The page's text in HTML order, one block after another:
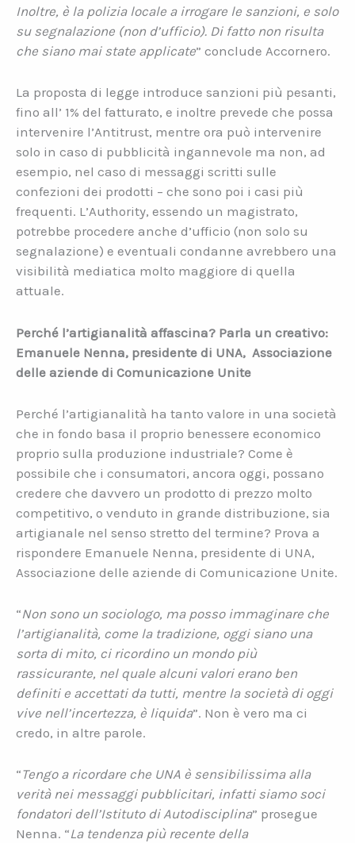
Inoltre, è la polizia locale a irrogare le sanzioni, e solo
su segnalazione (non d’ufficio). Di fatto non risulta
che siano mai state applicate” conclude Accornero.
La proposta di legge introduce sanzioni più pesanti,
fino all’ 1% del fatturato, e inoltre prevede che possa
intervenire l’Antitrust, mentre ora può intervenire
solo in caso di pubblicità ingannevole ma non, ad
esempio, nel caso di messaggi scritti sulle
confezioni dei prodotti – che sono poi i casi più
frequenti. L’Authority, essendo un magistrato,
potrebbe procedere anche d’ufficio (non solo su
segnalazione) e eventuali condanne avrebbero una
visibilità mediatica molto maggiore di quella
attuale.
Perché l’artigianalità affascina? Parla un creativo:
Emanuele Nenna, presidente di UNA, Associazione
delle aziende di Comunicazione Unite
Perché l’artigianalità ha tanto valore in una società
che in fondo basa il proprio benessere economico
proprio sulla produzione industriale? Come è
possibile che i consumatori, ancora oggi, possano
credere che davvero un prodotto di prezzo molto
competitivo, o venduto in grande distribuzione, sia
artigianale nel senso stretto del termine? Prova a
rispondere Emanuele Nenna, presidente di UNA,
Associazione delle aziende di Comunicazione Unite.
“Non sono un sociologo, ma posso immaginare che
l’artigianalità, come la tradizione, oggi siano una
sorta di mito, ci ricordino un mondo più
rassicurante, nel quale alcuni valori erano ben
definiti e accettati da tutti, mentre la società di oggi
vive nell’incertezza, è liquida”. Non è vero ma ci
credo, in altre parole.
“Tengo a ricordare che UNA è sensibilissima alla
verità nei messaggi pubblicitari, infatti siamo soci
fondatori dell’Istituto di Autodisciplina” prosegue
Nenna. “La tendenza più recente della